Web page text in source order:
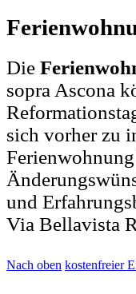
Die
sopra Ascona
sich vorher zu
und
Via Bellavista
Nach oben kostenfreier